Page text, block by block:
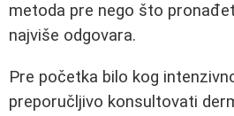
metoda pre nego što
najviše odgovara.
Pre početka bilo kog
preporučljivo konsultovati